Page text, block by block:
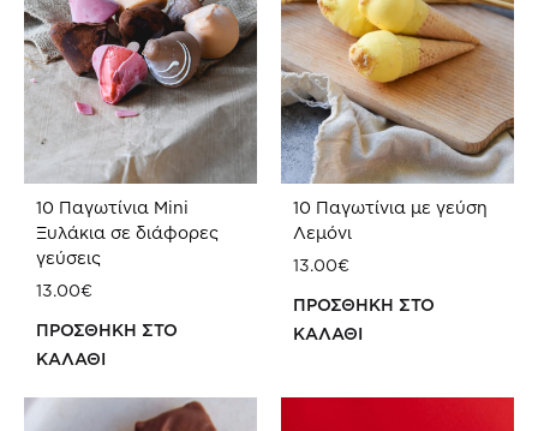
10 Παγωτίνια Mini
Ξυλάκια σε διάφορες
γεύσεις
13.00€
ΠΡΟΣΘΗΚΗ ΣΤΟ
ΚΑΛΑΘΙ
10 Παγωτίνια με γεύση
Λεμόνι
13.00€
ΠΡΟΣΘΗΚΗ ΣΤΟ
ΚΑΛΑΘΙ